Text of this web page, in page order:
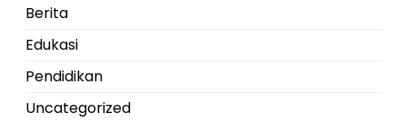
Berita
Edukasi
Pendidikan
Uncategorized